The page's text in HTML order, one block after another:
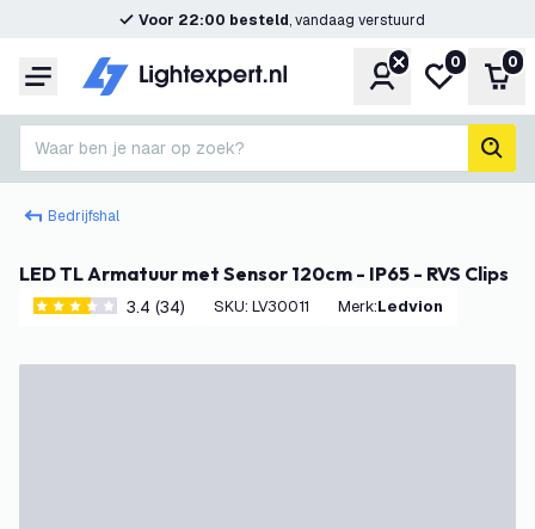
Voor 22:00 besteld, vandaag verstuurd
Menu Account
Mijn
0 0
Waar ben je naar op zoek?
Bedrijfshal
LED TL Armatuur met Sensor 120cm - IP65 - RVS Clips
3.4 score sterren
3.4 (34) SKU: LV30011 Merk: Ledvion